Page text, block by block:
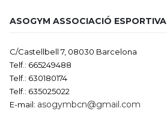
ASOGYM ASSOCIACIÓ ESPORTIVA
C/Castellbell 7, 08030 Barcelona
Telf.: 665249488
Telf.: 630180174
Telf.: 635025022
E-mail: asogymbcn@gmail.com